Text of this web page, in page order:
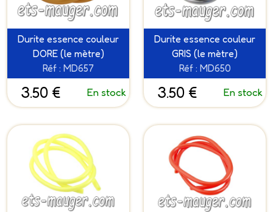
Durite essence couleur
DORE (le mètre)
Réf : MD657
3.50 € En stock
Durite essence couleur
GRIS (le mètre)
Réf : MD650
3.50 € En stock